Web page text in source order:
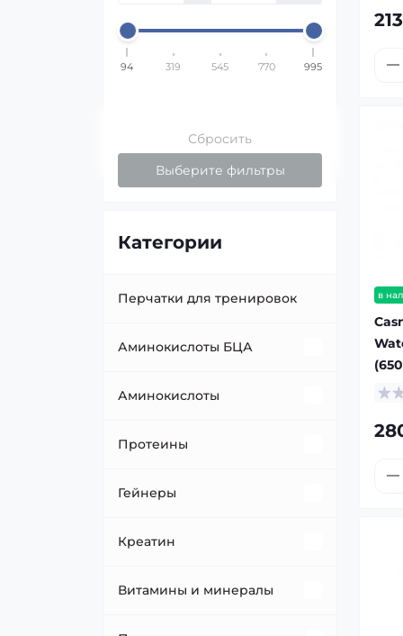
94 319 545 770 995
Сбросить
Выберите фильтры
Категории
Перчатки для тренировок
Аминокислоты БЦА
BCAA в порошке
BCAA жидкие
БЦА в таблетках/капсулах
Аминокислоты
HMB
Аргинин
Бета-аланин
Глицин
Протеины
Говяжий протеин/мясные
Гейнеры
Высокобелковые гейнеры
Низкобелковые гейнеры
Креатин
Креатин малат
Витамины и минералы
в